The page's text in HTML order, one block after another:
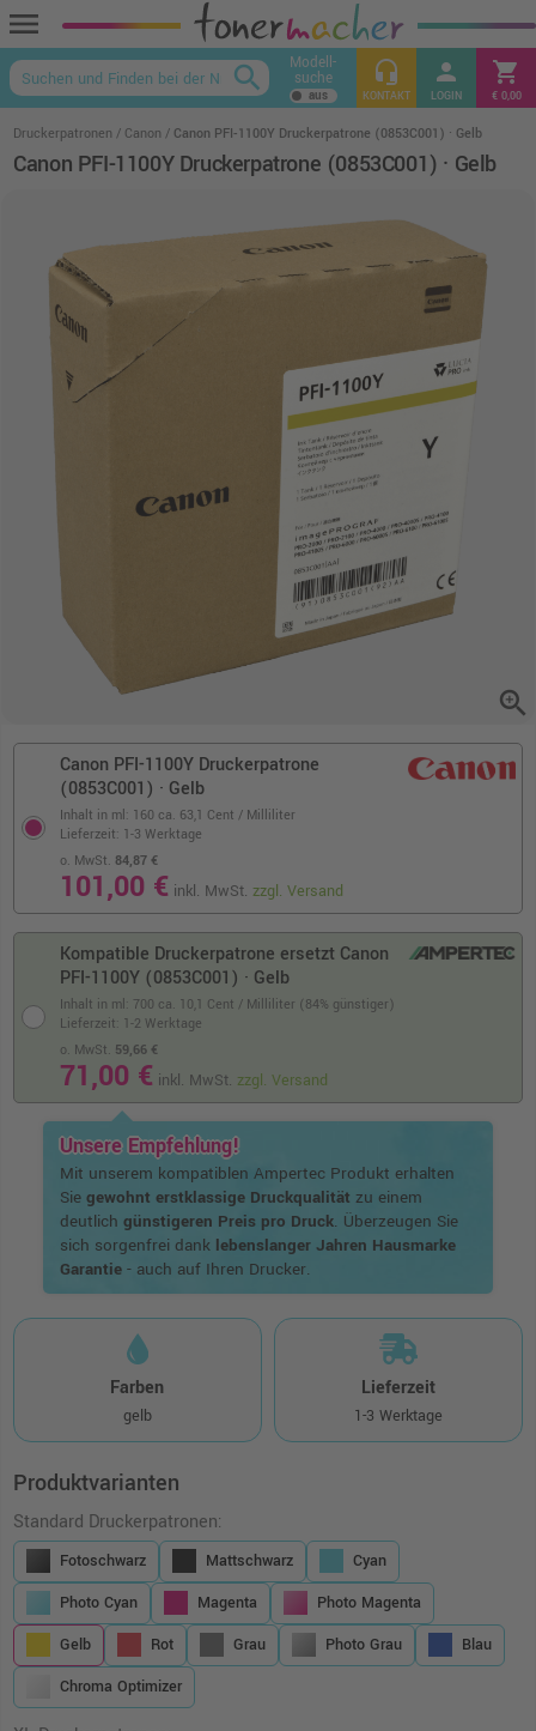
menu
keyboard_arrow_up
search Modell-
suche headset_mic
KONTAKT
person
LOGIN
shopping_cart
€ 0,00
Druckerpatronen Canon Canon PFI-1100Y Druckerpatrone (0853C001) · Gelb
Canon PFI-1100Y Druckerpatrone (0853C001) · Gelb
zoom_in
Canon PFI-1100Y Druckerpatrone
(0853C001) · Gelb
Inhalt in ml: 160 ca. 63,1 Cent / Milliliter
o. MwSt. 84,87 €
101,00 € inkl. MwSt.zzgl. Versand
Lieferzeit: 1-3 Werktage
Kompatible Druckerpatrone ersetzt Canon
PFI-1100Y (0853C001) · Gelb
Inhalt in ml: 700 ca. 10,1 Cent / Milliliter (84% günstiger)
o. MwSt. 59,66 €
71,00 € inkl. MwSt. zzgl. Versand
Lieferzeit: 1-2 Werktage
Unsere Empfehlung!
Mit unserem kompatiblen Ampertec Produkt erhalten
Sie gewohnt erstklassige Druckqualität zu einem
deutlich günstigeren Preis pro Druck. Überzeugen Sie
sich sorgenfrei dank lebenslanger Jahren Hausmarke
Garantie- auch auf Ihren Drucker.
Farben
gelb
Lieferzeit
1-3 Werktage
Produktvarianten
Standard Druckerpatronen:
Fotoschwarz Mattschwarz
Cyan
Photo Cyan
Magenta
Photo Magenta
Gelb
Rot Grau Photo Grau
Blau
Chroma Optimizer